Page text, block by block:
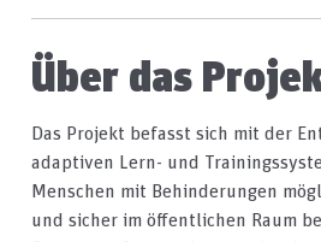
Über das
Das Projekt befasst sich mit der
adaptiven Lern- und
Menschen mit Behinderungen
und sicher im öffentlichen Raum